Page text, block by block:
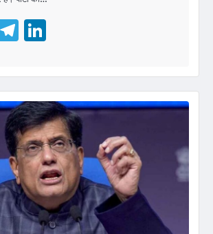
Telegram